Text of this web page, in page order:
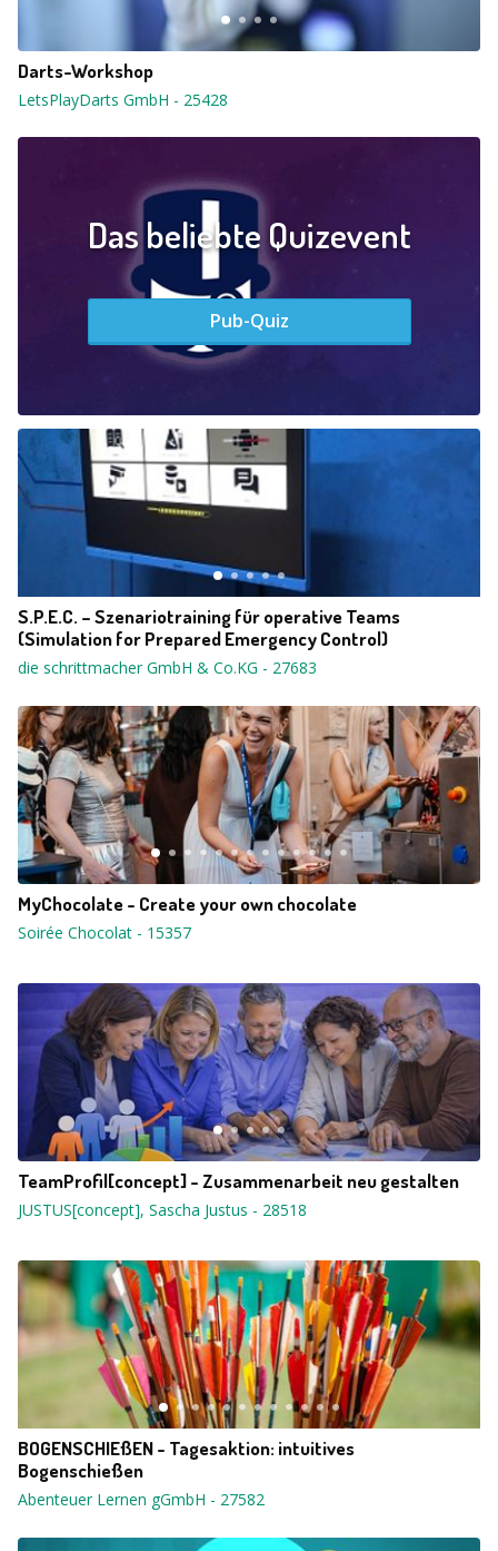
Darts-Workshop
LetsPlayDarts GmbH - 25428
Das beliebte Quizevent
Pub-Quiz
S.P.E.C. – Szenariotraining für operative Teams
(Simulation for Prepared Emergency Control)
die schrittmacher GmbH & Co.KG - 27683
MyChocolate - Create your own chocolate
Soirée Chocolat - 15357
TeamProfil[concept] - Zusammenarbeit neu gestalten
JUSTUS[concept], Sascha Justus - 28518
BOGENSCHIEßEN - Tagesaktion: intuitives
Bogenschießen
Abenteuer Lernen gGmbH - 27582